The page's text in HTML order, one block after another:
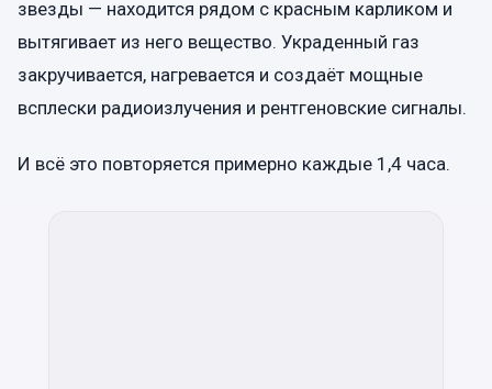
звезды — находится рядом с красным карликом и
вытягивает из него вещество. Украденный газ
закручивается, нагревается и создаёт мощные
всплески радиоизлучения и рентгеновские сигналы.
И всё это повторяется примерно каждые 1,4 часа.